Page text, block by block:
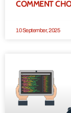
COMMENT
10 September, 2025